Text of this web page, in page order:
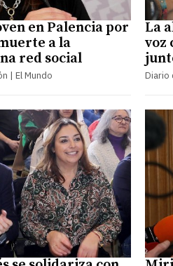
en Palencia por
a la
red social
| El Mundo
La
voz
Diario